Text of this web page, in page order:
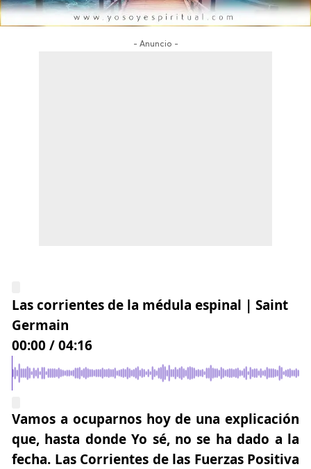
- Anuncio -
Las corrientes de la médula espinal | Saint
Germain
00:00 /04:16
Vamos a ocuparnos hoy de una explicación
que, hasta donde Yo sé, no se ha dado a la
fecha. Las Corrientes de las Fuerzas Positiva